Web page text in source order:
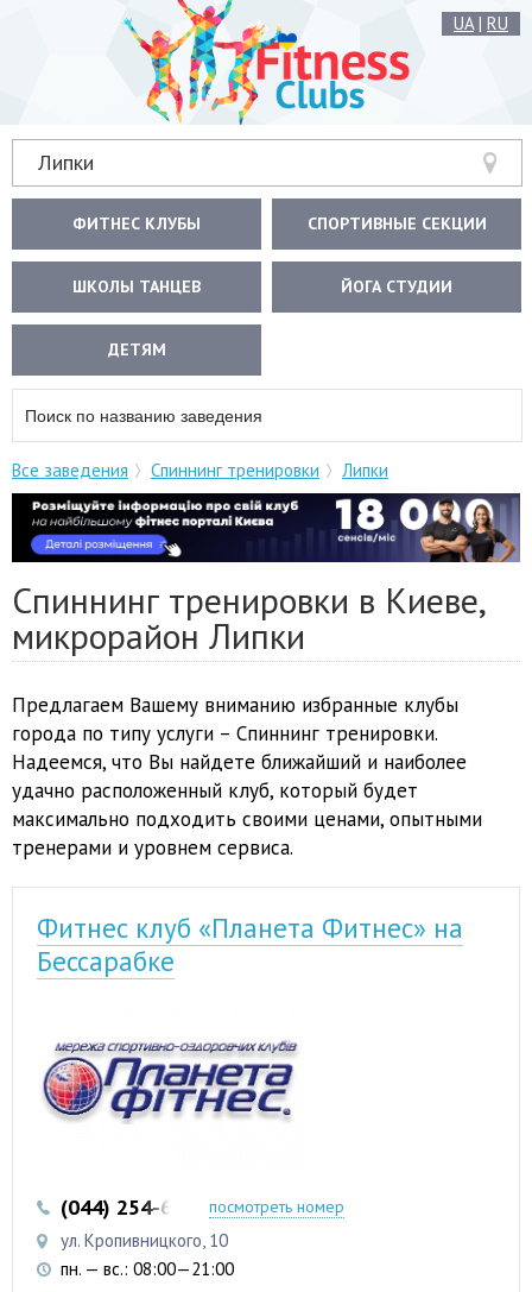
UA| RU
Липки
ФИТНЕС КЛУБЫ СПОРТИВНЫЕ СЕКЦИИ
ШКОЛЫ ТАНЦЕВ ЙОГА СТУДИИ
ДЕТЯМ
Все заведения Спиннинг тренировки Липки
Спиннинг тренировки в Киеве,
микрорайон Липки
Предлагаем Вашему вниманию избранные клубы
города по типу услуги – Спиннинг тренировки.
Надеемся, что Вы найдете ближайший и наиболее
удачно расположенный клуб, который будет
максимально подходить своими ценами, опытными
тренерами и уровнем сервиса.
Фитнес клуб «Планета Фитнес» на
Бессарабке
(044) 254-62-10посмотреть номер
ул. Кропивницкого, 10
пн. — вс.: 08:00—21:00